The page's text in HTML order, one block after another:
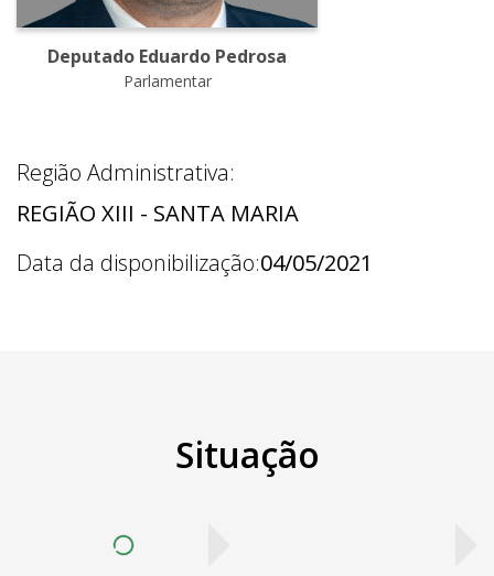
Deputado Eduardo Pedrosa
Parlamentar
Região Administrativa:
REGIÃO XIII - SANTA MARIA
Data da disponibilização:04/05/2021
Situação